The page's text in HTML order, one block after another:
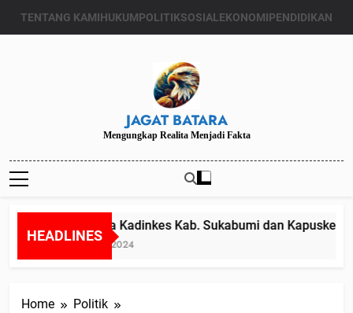
TENTANG KAMIHUKUMPOLITIKSOSIALEKONOMIPENDIDIKAN
JAGAT BATARA
Mengungkap Realita Menjadi Fakta
HEADLINES
Diduga Kadinkes Kab. Sukabumi dan
Juli 24, 2024
Home
Politik